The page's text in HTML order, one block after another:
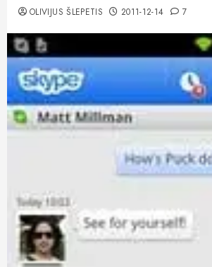
OLIVIJUS ŠLEPETIS 2011-12-14 7